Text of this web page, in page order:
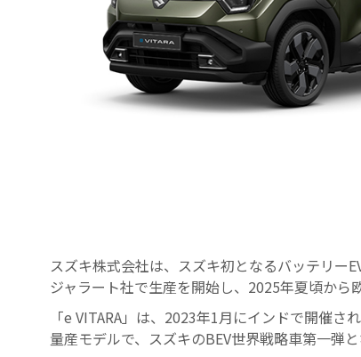
スズキ株式会社は、スズキ初となるバッテリー
ジャラート社で生産を開始し、2025年夏頃から
「e VITARA」は、2023年1月にインドで開催
量産モデルで、スズキのBEV世界戦略車第一弾と